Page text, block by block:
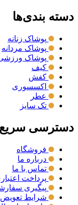
دسته بندی‌ها
پوشاک زنانه
پوشاک مردانه
پوشاک
کیف
کفش
اکسسوری
عطر
تک سایز
دسترسی سریع
فروشگاه
درباره ما
تماس با ما
پرداخت
پیگیری
شرایط تعویض